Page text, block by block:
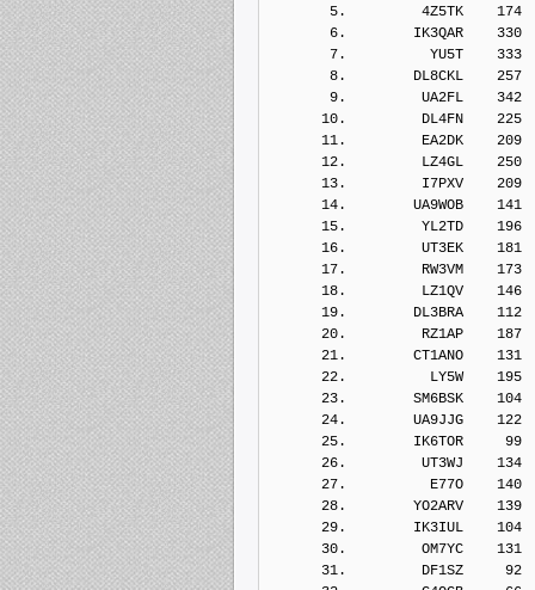
5.         4Z5TK    174
6.        IK3QAR    330
7.          YU5T    333
8.        DL8CKL    257
9.         UA2FL    342
10.         DL4FN    225
11.         EA2DK    209
12.         LZ4GL    250
13.         I7PXV    209
14.        UA9WOB    141
15.         YL2TD    196
16.         UT3EK    181
17.         RW3VM    173
18.         LZ1QV    146
19.        DL3BRA    112
20.         RZ1AP    187
21.        CT1ANO    131
22.          LY5W    195
23.        SM6BSK    104
24.        UA9JJG    122
25.        IK6TOR     99
26.         UT3WJ    134
27.          E77O    140
28.        YO2ARV    139
29.        IK3IUL    104
30.         OM7YC    131
31.         DF1SZ     92